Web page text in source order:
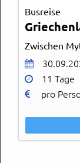
Busreise
Zwischen
11 Tage
pro